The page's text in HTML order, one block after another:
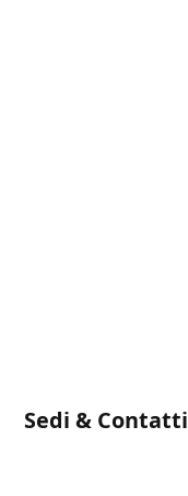
Sedi & Contatti​